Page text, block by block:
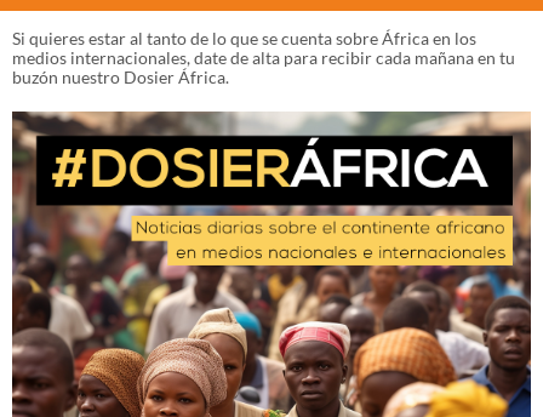
Si quieres estar al tanto de lo que se cuenta sobre África en los
medios internacionales, date de alta para recibir cada mañana en tu
buzón nuestro Dosier África.